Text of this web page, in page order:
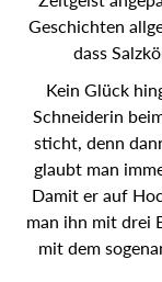
Geschichten
dass
Kein Glück
Schneiderin
sticht, denn
glaubt man
Damit er auf
ihn mit drei
dem